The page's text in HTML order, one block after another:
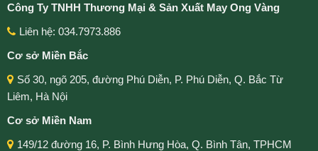
Công Ty TNHH Thương Mại & Sản Xuất May Ong Vàng
Liên hệ: 034.7973.886
Cơ sở Miền Bắc
Số 30, ngõ 205, đường Phú Diễn, P. Phú Diễn, Q. Bắc Từ
Liêm, Hà Nội
Cơ sở Miền Nam
149/12 đường 16, P. Bình Hưng Hòa, Q. Bình Tân, TPHCM